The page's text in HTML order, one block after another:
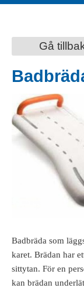
Gå
Badbräda som
karet. Brädan har
sittytan. För en
kan brädan